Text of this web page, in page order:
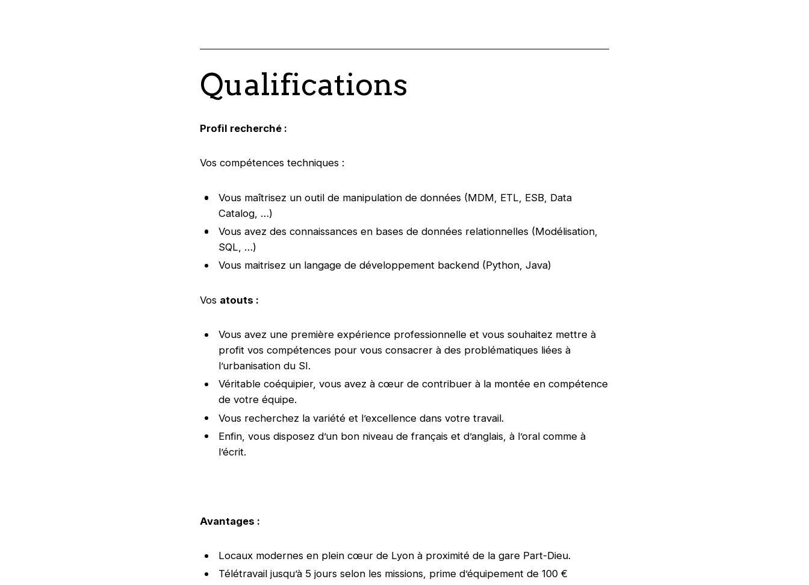
Qualifications
Profil recherché :
Vos compétences techniques :
Vous maîtrisez un outil de manipulation de données (MDM, ETL, ESB, Data
Catalog, …)
Vous avez des connaissances en bases de données relationnelles (Modélisation,
SQL, …)
Vous maitrisez un langage de développement backend (Python, Java)
Vos atouts :
Vous avez une première expérience professionnelle et vous souhaitez mettre à
profit vos compétences pour vous consacrer à des problématiques liées à
l’urbanisation du SI.
Véritable coéquipier, vous avez à cœur de contribuer à la montée en compétence
de votre équipe.
Vous recherchez la variété et l’excellence dans votre travail.
Enfin, vous disposez d’un bon niveau de français et d’anglais, à l’oral comme à
l’écrit.
Avantages :
Locaux modernes en plein cœur de Lyon à proximité de la gare Part-Dieu.
Télétravail jusqu’à 5 jours selon les missions, prime d’équipement de 100 €